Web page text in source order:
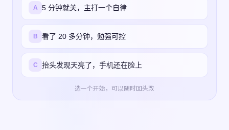
A 5 分钟就关，主打一个自律
B 看了 20 多分钟，勉强可控
C 抬头发现天亮了，手机还在脸上
选一个开始，可以随时回头改